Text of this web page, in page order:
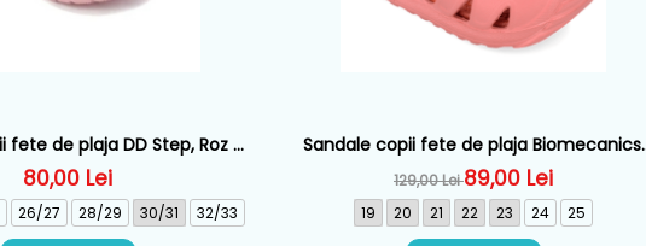
fete de plaja DD Step, Roz -
J109-61448
80,00 Lei
26/27 28/29 30/31 32/33
Sandale copii fete de plaja Biomecanics,
Roz - 262290-E886
129,00 Lei89,00 Lei
19 20 21 22 23 24 25